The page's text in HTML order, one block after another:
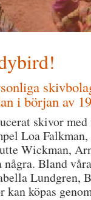
i början av
skivor med
Loa
Wickman,
Bland
Lundgren,
köpas